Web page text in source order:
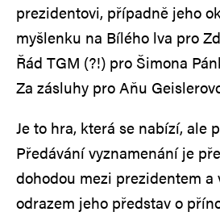
prezidentovi, případně jeho
myšlenku na Bílého lva pro
Řád TGM (?!) pro Šimona
Za zásluhy pro Aňu
Je to hra, která se nabízí, ale
Předávání vyznamenání je
dohodou mezi prezidentem a
odrazem jeho představ o